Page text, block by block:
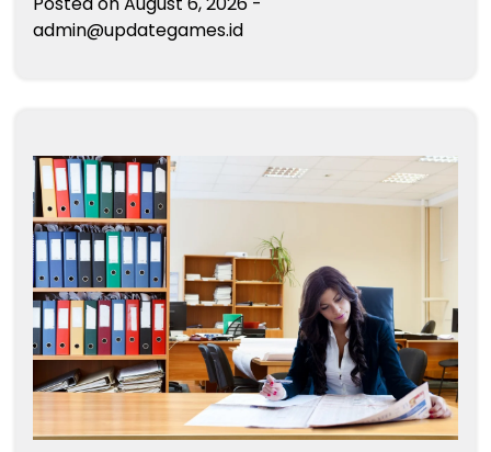
admin@updategames.id